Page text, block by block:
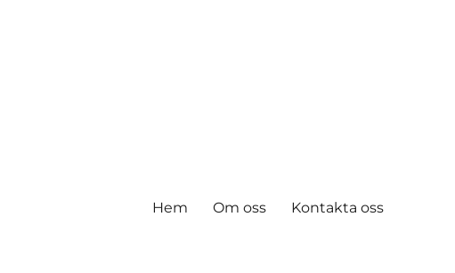
Hem Om oss Kontakta oss